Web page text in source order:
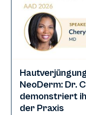
Neo Elite |
NeoDerm: Dr.
demonstriert
der Praxis